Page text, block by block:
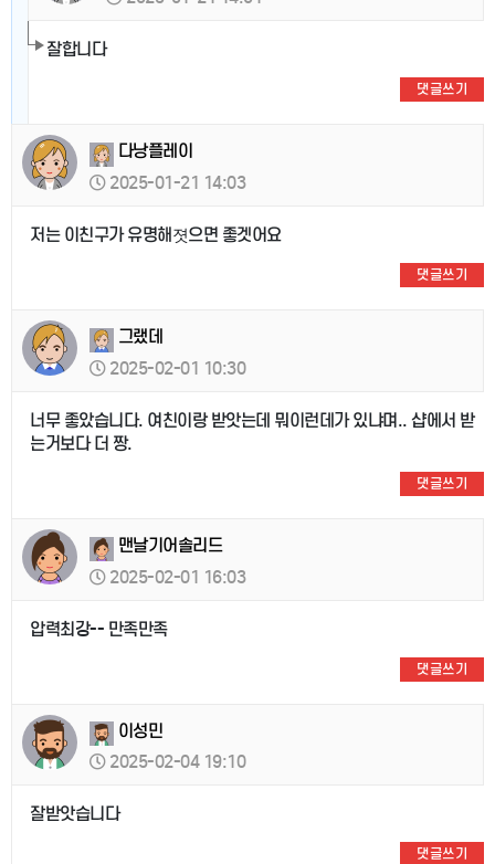
잘합니다
댓글쓰기
다낭플레이
2025-01-21 14:03
저는 이친구가 유명해졋으면 좋겟어요
댓글쓰기
그랬데
2025-02-01 10:30
너무 좋았습니다. 여친이랑 받앗는데 뭐이런데가 있냐며.. 샵에서 받
는거보다 더 짱.
댓글쓰기
맨날기어솔리드
2025-02-01 16:03
압력최강-- 만족만족
댓글쓰기
이성민
2025-02-04 19:10
잘받앗습니다
댓글쓰기